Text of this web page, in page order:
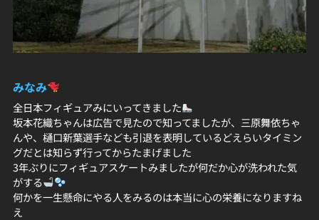
みなみ
全日本フィギュアみにいってきました
坂本花織ちゃんは広告で見たので知ってましたが、三原舞依ちゃ
んや、樋口新葉選手なども引退を表明しているどえらいタイミン
グだとは知らず行ってからたまげました
3年ぶりにフィギュアスケートみましたが何だか心が洗われた気
がする
何かを一生懸命にやる人をみるのは本当に心の栄養になりますね
え